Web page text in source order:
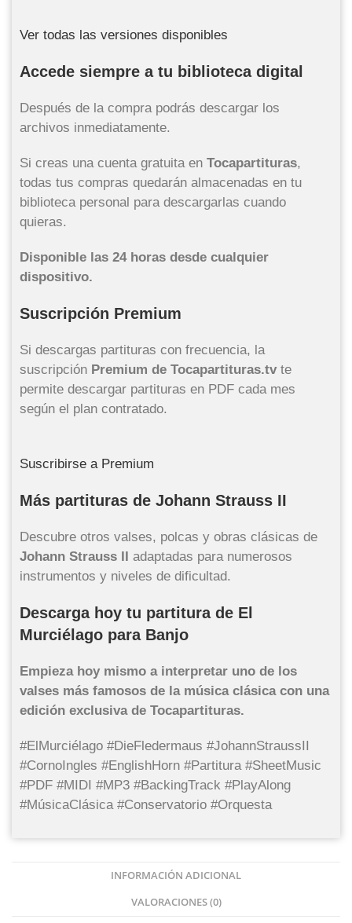
Ver todas las versiones disponibles
Accede siempre a tu biblioteca digital
Después de la compra podrás descargar los
archivos inmediatamente.
Si creas una cuenta gratuita en Tocapartituras,
todas tus compras quedarán almacenadas en tu
biblioteca personal para descargarlas cuando
quieras.
Disponible las 24 horas desde cualquier
dispositivo.
Suscripción Premium
Si descargas partituras con frecuencia, la
suscripción Premium de Tocapartituras.tv te
permite descargar partituras en PDF cada mes
según el plan contratado.
Suscribirse a Premium
Más partituras de Johann Strauss II
Descubre otros valses, polcas y obras clásicas de
Johann Strauss II adaptadas para numerosos
instrumentos y niveles de dificultad.
Descarga hoy tu partitura de El
Murciélago para Banjo
Empieza hoy mismo a interpretar uno de los
valses más famosos de la música clásica con una
edición exclusiva de Tocapartituras.
#ElMurciélago #DieFledermaus #JohannStraussII
#CornoIngles #EnglishHorn #Partitura #SheetMusic
#PDF #MIDI #MP3 #BackingTrack #PlayAlong
#MúsicaClásica #Conservatorio #Orquesta
INFORMACIÓN ADICIONAL
VALORACIONES (0)